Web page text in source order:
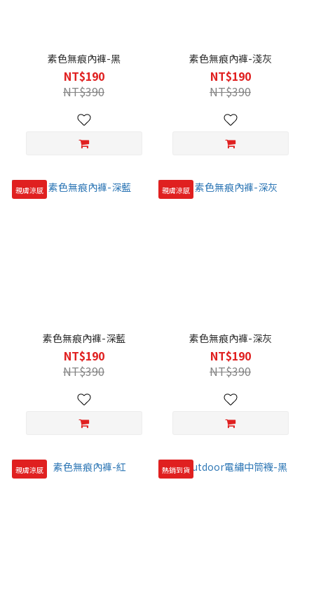
素色無痕內褲-黑
NT$190
NT$390
素色無痕內褲-淺灰
NT$190
NT$390
親膚涼感
素色無痕內褲-深藍
NT$190
NT$390
親膚涼感
素色無痕內褲-深灰
NT$190
NT$390
親膚涼感 熱銷到貨